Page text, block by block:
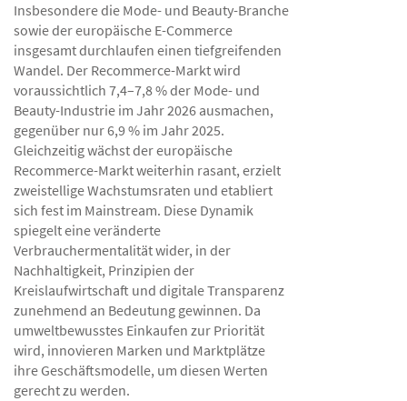
Insbesondere die Mode- und Beauty-Branche
sowie der europäische E-Commerce
insgesamt durchlaufen einen tiefgreifenden
Wandel. Der Recommerce-Markt wird
voraussichtlich 7,4–7,8 % der Mode- und
Beauty-Industrie im Jahr 2026 ausmachen,
gegenüber nur 6,9 % im Jahr 2025.
Gleichzeitig wächst der europäische
Recommerce-Markt weiterhin rasant, erzielt
zweistellige Wachstumsraten und etabliert
sich fest im Mainstream. Diese Dynamik
spiegelt eine veränderte
Verbrauchermentalität wider, in der
Nachhaltigkeit, Prinzipien der
Kreislaufwirtschaft und digitale Transparenz
zunehmend an Bedeutung gewinnen. Da
umweltbewusstes Einkaufen zur Priorität
wird, innovieren Marken und Marktplätze
ihre Geschäftsmodelle, um diesen Werten
gerecht zu werden.